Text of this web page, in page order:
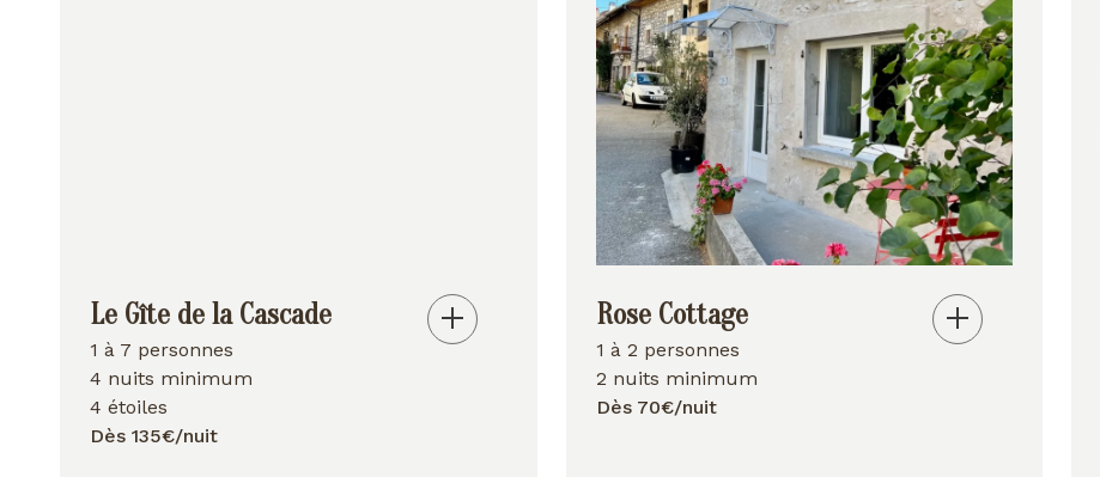
Le Gîte de la Cascade
1 à 7 personnes
4 nuits minimum
4 étoiles
Dès 135€/nuit
Rose Cottage
1 à 2 personnes
2 nuits minimum
Dès 70€/nuit